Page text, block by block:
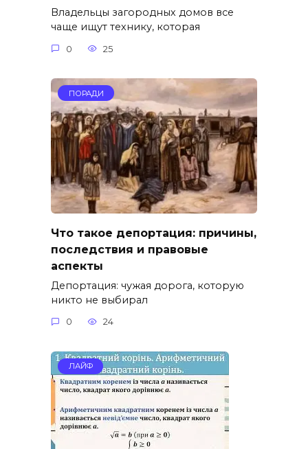
Владельцы загородных домов все
чаще ищут технику, которая
0 25
ПОРАДИ
Что такое депортация: причины,
последствия и правовые
аспекты
Депортация: чужая дорога, которую
никто не выбирал
0 24
ЛАЙФ